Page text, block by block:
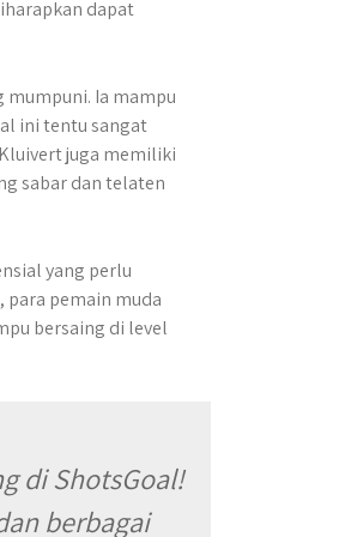
dapat
Ia mampu
ini tentu sangat
juga memiliki
sabar dan telaten
yang perlu
pemain muda
bersaing di level
di ShotsGoal!
berbagai